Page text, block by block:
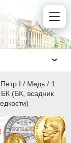
Пeтр I / Медь / 1
(БК, всадник